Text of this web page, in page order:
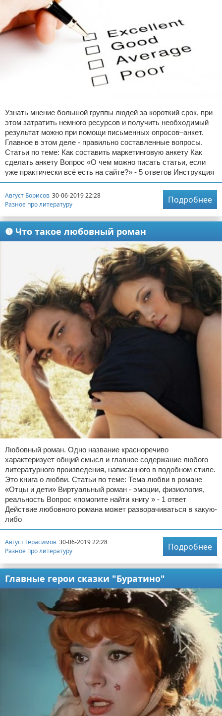
Узнать мнение большой группы людей за короткий срок, при
этом затратить немного ресурсов и получить необходимый
результат можно при помощи письменных опросов–анкет.
Главное в этом деле - правильно составленные вопросы.
Статьи по теме: Как составить маркетинговую анкету Как
сделать анкету Вопрос «О чем можно писать статьи, если
уже практически всё есть на сайте?» - 5 ответов Инструкция
Август Борисов 30-06-2019 22:28
Разное про литературу
Подробнее
❶ Что такое любовный роман
Любовный роман. Одно название красноречиво
характеризует общий смысл и главное содержание любого
литературного произведения, написанного в подобном стиле.
Это книга о любви. Статьи по теме: Тема любви в романе
«Отцы и дети» Виртуальный роман - эмоции, физиология,
реальность Вопрос «помогите найти книгу » - 1 ответ
Действие любовного романа может разворачиваться в какую-
либо
Август Герасимов 30-06-2019 22:28
Разное про литературу
Подробнее
Главные герои сказки "Буратино"